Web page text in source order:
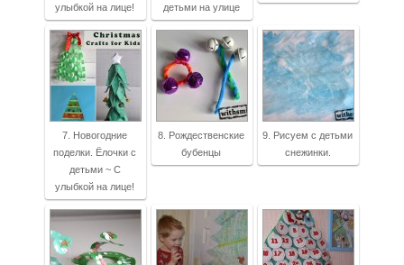
улыбкой на лице!
детьми на улице
7. Новогодние
поделки. Ёлочки с
детьми ~ С
улыбкой на лице!
8. Рождественские
бубенцы
9. Рисуем с детьми
снежинки.